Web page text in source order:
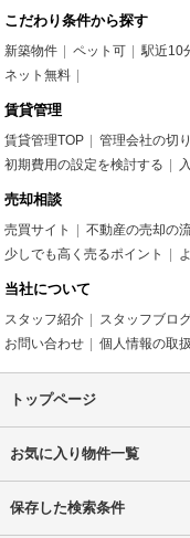
こだわり条件から探す
新築物件 ペット可 駅近10
ネット無料
賃貸管理
賃貸管理TOP 管理会社の切
初期費用の設定を検討する
売却相談
売買サイト 不動産の売却の
少しでも高く売るポイント
当社について
スタッフ紹介 スタッフブロ
お問い合わせ
個人情報の取
トップページ
お気に入り物件一覧
保存した検索条件